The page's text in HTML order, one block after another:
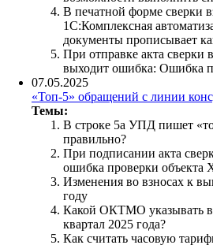
В печатной форме сверки
1С:Комплексная
документы прописывает
При отправке акта сверки
выходит ошибка: Ошибка
07.05.2025
«Топ-5» обращений с линии
Темы:
В строке 5а УПД пишет
правильно?
При подписании акта
ошибка проверки объекта
Изменения во взносах к
году
Какой ОКТМО указывать в
квартал 2025 года?
Как считать часовую